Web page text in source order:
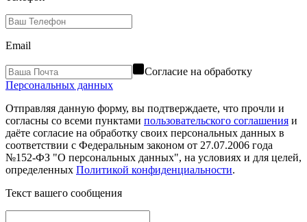
Email
Согласие на обработку
Персональных данных
Отправляя данную форму, вы подтверждаете, что прочли и
согласны со всеми пунктами пользовательского соглашения и
даёте согласие на обработку своих персональных данных в
соответствии с Федеральным законом от 27.07.2006 года
№152-ФЗ "О персональных данных", на условиях и для целей,
определенных Политикой конфиденциальности.
Текст вашего сообщения